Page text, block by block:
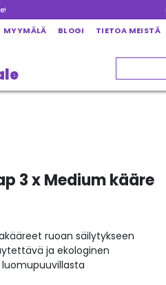
MYYMÄLÄ BLOGI TIETOA MEISTÄ
3 x Medium kääre
ruoan säilytykseen
ja ekologinen